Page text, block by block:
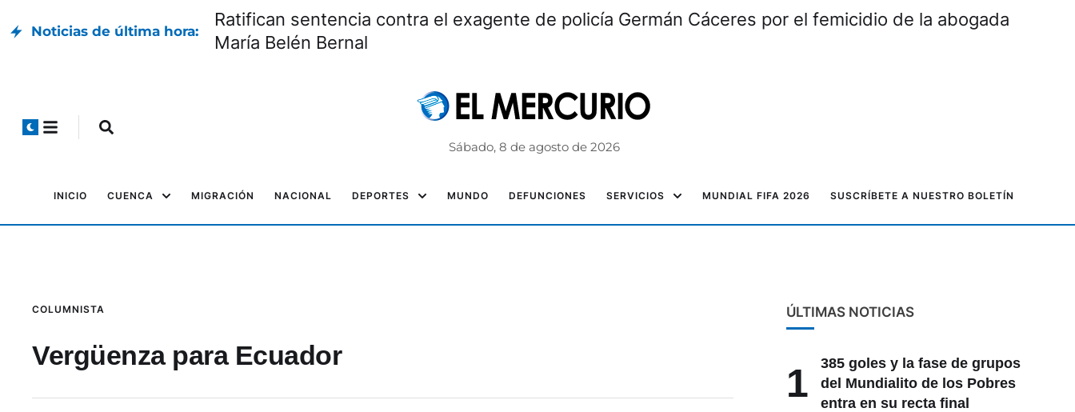
Noticias de última hora:
Ratifican sentencia contra el exagente de policía Germán Cáceres por el femicidio de la abogada
María Belén Bernal
Sábado, 8 de agosto de 2026
INICIO CUENCA MIGRACIÓN NACIONAL DEPORTES MUNDO DEFUNCIONES SERVICIOS MUNDIAL FIFA 2026 SUSCRÍBETE A NUESTRO BOLETÍN
COLUMNISTA
Vergüenza para Ecuador
ÚLTIMAS NOTICIAS
1
385 goles y la fase de grupos
del Mundialito de los Pobres
entra en su recta final